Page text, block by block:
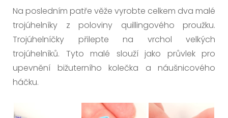
Na posledním patře věže vyrobte celkem dva malé
trojúhelníky z poloviny quillingového proužku.
Trojúhelníčky přilepte na vrchol velkých
trojúhelníků. Tyto malé slouží jako průvlek pro
upevnění bižuterního kolečka a náušnicového
háčku.